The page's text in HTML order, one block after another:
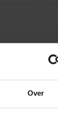
Over